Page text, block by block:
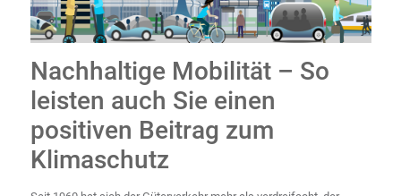
Nachhaltige Mobilität – So
leisten auch Sie einen
positiven Beitrag zum
Klimaschutz